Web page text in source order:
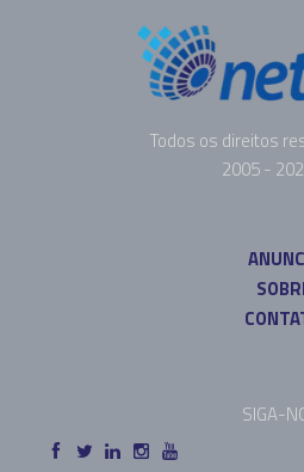
Todos os direitos
2005 -
SIGA-